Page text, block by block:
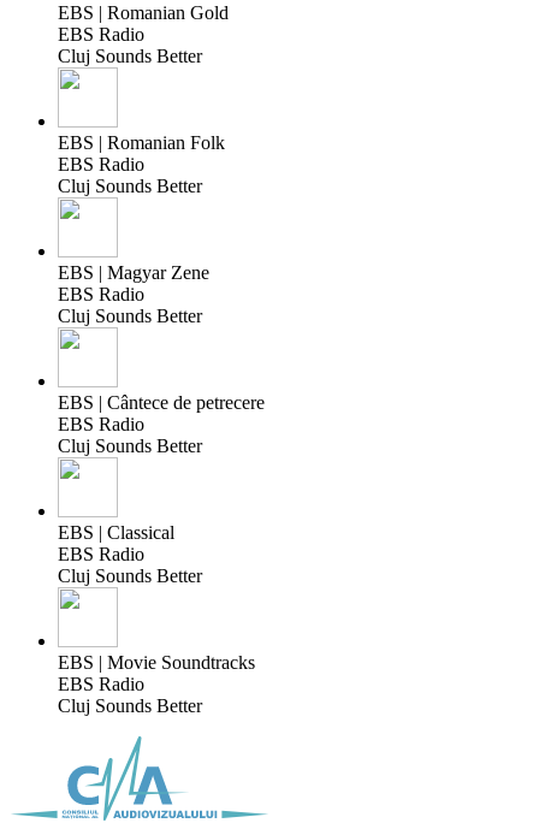
EBS | Romanian Gold
EBS Radio
Cluj Sounds Better
EBS | Romanian Folk
EBS Radio
Cluj Sounds Better
EBS | Magyar Zene
EBS Radio
Cluj Sounds Better
EBS | Cântece de petrecere
EBS Radio
Cluj Sounds Better
EBS | Classical
EBS Radio
Cluj Sounds Better
EBS | Movie Soundtracks
EBS Radio
Cluj Sounds Better